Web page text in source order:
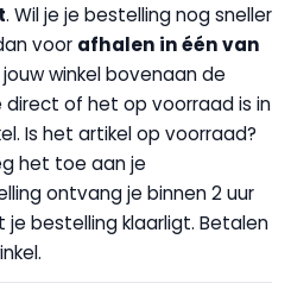
. Wil je je bestelling nog sneller
voor afhalen in één van
winkel bovenaan de
direct of het op voorraad is in
Is het artikel op voorraad?
het toe aan je
ontvang je binnen 2 uur
bestelling klaarligt. Betalen